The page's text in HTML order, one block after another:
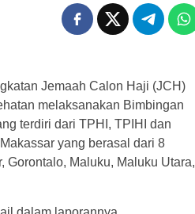
Jemaah Calon Haji (JCH)
melaksanakan Bimbingan
terdiri dari TPHI, TPIHI dan
yang berasal dari 8
Gorontalo, Maluku, Maluku Utara,